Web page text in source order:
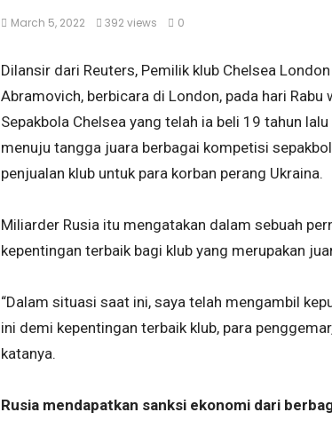
March 5, 2022 392 views 0
Dilansir dari Reuters, Pemilik klub Chelsea
Abramovich, berbicara di London, pada hari
Sepakbola Chelsea yang telah ia beli 19 tahun
menuju tangga juara berbagai kompetisi
penjualan klub untuk para korban perang Ukraina.
Miliarder Rusia itu mengatakan dalam sebuah
kepentingan terbaik bagi klub yang merupakan
“Dalam situasi saat ini, saya telah mengambil
ini demi kepentingan terbaik klub, para
katanya.
Rusia mendapatkan sanksi ekonomi dari